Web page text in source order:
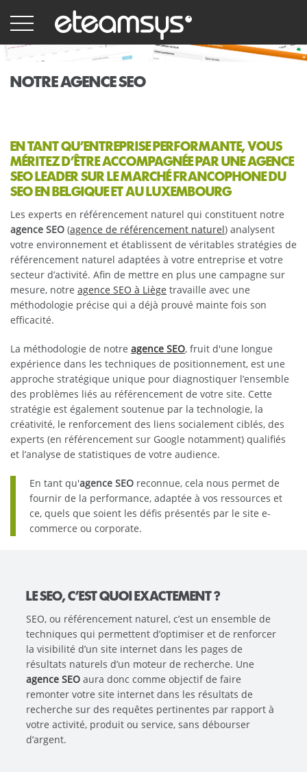
au
principal
NOTRE AGENCE SEO
EN TANT QU’ENTREPRISE PERFORMANTE, VOUS
MÉRITEZ D’ÊTRE ACCOMPAGNÉE PAR UNE AGENCE
SEO LEADER SUR LE MARCHÉ FRANCOPHONE DU
SEO EN BELGIQUE ET AU LUXEMBOURG
Les experts en référencement naturel qui constituent notre
agence SEO (agence de référencement naturel) analysent
votre environnement et établissent de véritables stratégies de
référencement naturel adaptées à votre entreprise et votre
secteur d’activité. Afin de mettre en plus une campagne sur
mesure, notre agence SEO à Liège travaille avec une
méthodologie précise qui a déjà prouvé mainte fois son
efficacité.
La méthodologie de notre agence SEO, fruit d'une longue
expérience dans les techniques de positionnement, est une
approche stratégique unique pour diagnostiquer l’ensemble
des problèmes liés au référencement de votre site. Cette
stratégie est également soutenue par la technologie, la
créativité, le renforcement des liens socialement ciblés, des
experts (en référencement sur Google notamment) qualifiés
et l’analyse de statistiques de votre audience.
En tant qu'agence SEO reconnue, cela nous permet de
fournir de la performance, adaptée à vos ressources et
ce, quels que soient les défis présentés par le site e-
commerce ou corporate.
LE SEO, C’EST QUOI EXACTEMENT ?
SEO, ou référencement naturel, c’est un ensemble de
techniques qui permettent d’optimiser et de renforcer
la visibilité d’un site internet dans les pages de
résultats naturels d’un moteur de recherche. Une
agence SEO aura donc comme objectif de faire
remonter votre site internet dans les résultats de
recherche sur des requêtes pertinentes par rapport à
votre activité, produit ou service, sans débourser
d’argent.